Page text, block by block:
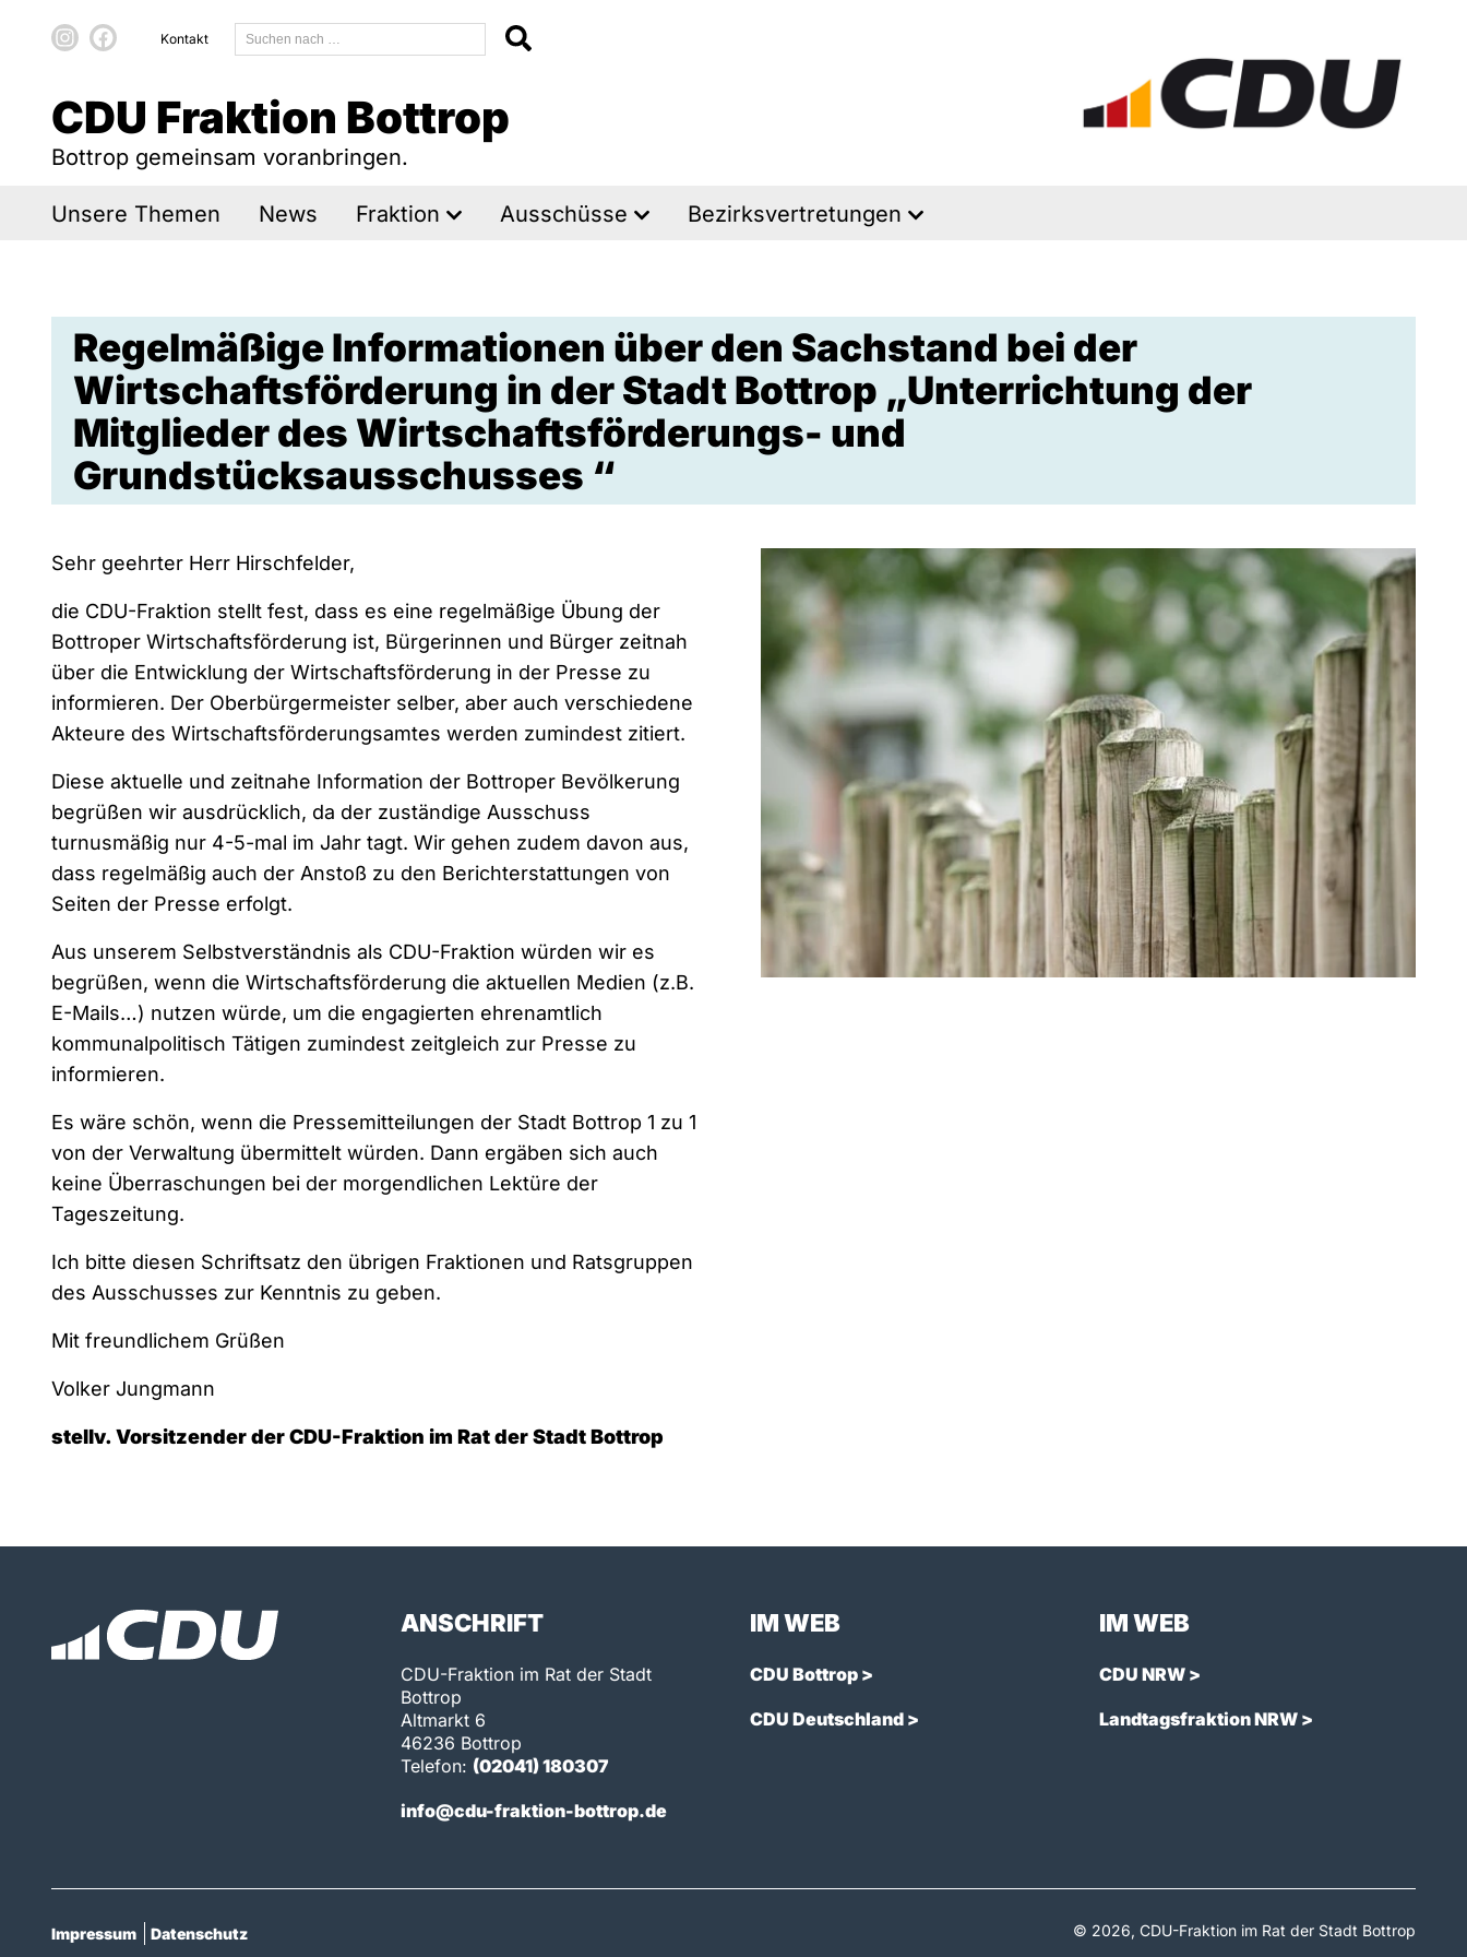
Kontakt
CDU Fraktion Bottrop
Bottrop gemeinsam voranbringen.
Unsere Themen News Fraktion Ausschüsse Bezirksvertretungen
Regelmäßige Informationen über den Sachstand bei der
Wirtschaftsförderung in der Stadt Bottrop „Unterrichtung der
Mitglieder des Wirtschaftsförderungs- und
Grundstücksausschusses “
Sehr geehrter Herr Hirschfelder,
die CDU-Fraktion stellt fest, dass es eine regelmäßige Übung der
Bottroper Wirtschaftsförderung ist, Bürgerinnen und Bürger zeitnah
über die Entwicklung der Wirtschaftsförderung in der Presse zu
informieren. Der Oberbürgermeister selber, aber auch verschiedene
Akteure des Wirtschaftsförderungsamtes werden zumindest zitiert.
Diese aktuelle und zeitnahe Information der Bottroper Bevölkerung
begrüßen wir ausdrücklich, da der zuständige Ausschuss
turnusmäßig nur 4-5-mal im Jahr tagt. Wir gehen zudem davon aus,
dass regelmäßig auch der Anstoß zu den Berichterstattungen von
Seiten der Presse erfolgt.
Aus unserem Selbstverständnis als CDU-Fraktion würden wir es
begrüßen, wenn die Wirtschaftsförderung die aktuellen Medien (z.B.
E-Mails…) nutzen würde, um die engagierten ehrenamtlich
kommunalpolitisch Tätigen zumindest zeitgleich zur Presse zu
informieren.
Es wäre schön, wenn die Pressemitteilungen der Stadt Bottrop 1 zu 1
von der Verwaltung übermittelt würden. Dann ergäben sich auch
keine Überraschungen bei der morgendlichen Lektüre der
Tageszeitung.
Ich bitte diesen Schriftsatz den übrigen Fraktionen und Ratsgruppen
des Ausschusses zur Kenntnis zu geben.
Mit freundlichem Grüßen
Volker Jungmann
stellv. Vorsitzender der CDU-Fraktion im Rat der Stadt Bottrop
ANSCHRIFT
CDU-Fraktion im Rat der Stadt
Bottrop
Altmarkt 6
46236 Bottrop
Telefon: (02041) 180307
info@cdu-fraktion-bottrop.de
IM WEB
CDU Bottrop >
CDU Deutschland >
IM WEB
CDU NRW >
Landtagsfraktion NRW >
Impressum Datenschutz © 2026, CDU-Fraktion im Rat der Stadt Bottrop